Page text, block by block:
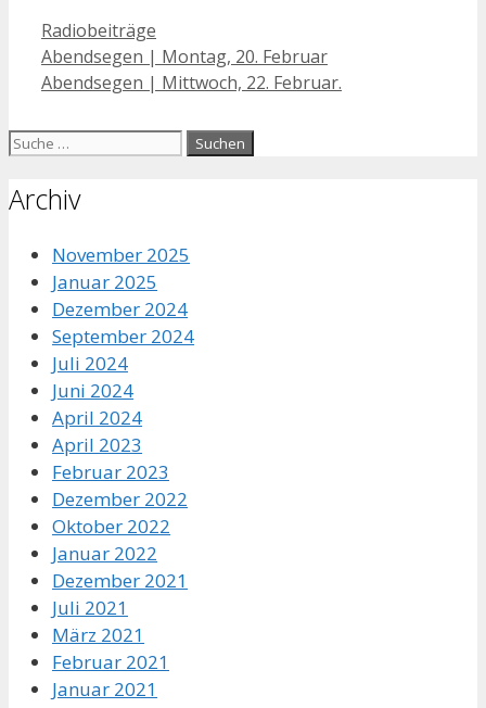
Kategorien
Radiobeiträge
Beitrags-
Navigation
Abendsegen | Montag, 20. Februar
Abendsegen | Mittwoch, 22. Februar.
Suche
Archiv
November 2025
Januar 2025
Dezember 2024
September 2024
Juli 2024
Juni 2024
April 2024
April 2023
Februar 2023
Dezember 2022
Oktober 2022
Januar 2022
Dezember 2021
Juli 2021
März 2021
Februar 2021
Januar 2021